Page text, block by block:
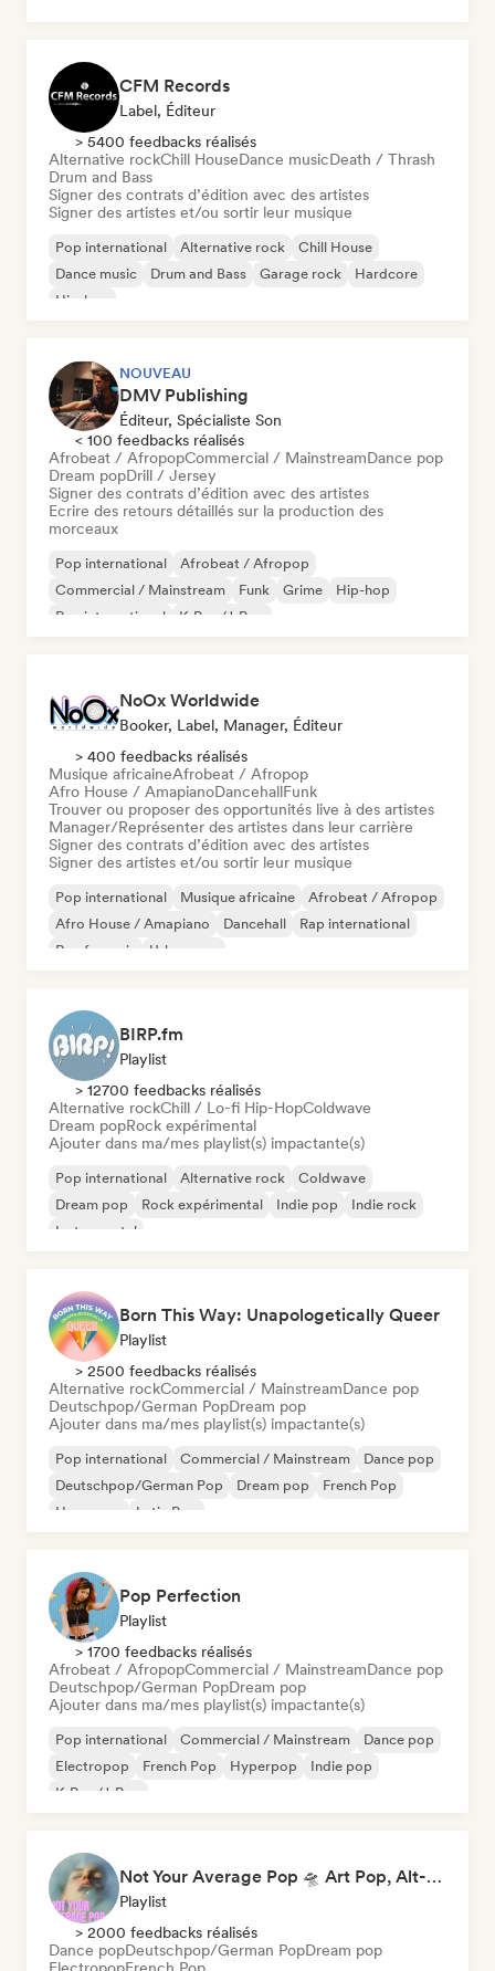
CFM Records
Label, Éditeur
> 5400 feedbacks réalisés
Alternative rockChill HouseDance musicDeath / Thrash
Drum and Bass
Signer des contrats d’édition avec des artistes
Signer des artistes et/ou sortir leur musique
Pop international Alternative rock
Chill House
Dance music
Drum and Bass Garage rock
Hardcore
Hip-hop
NOUVEAU
DMV Publishing
Éditeur, Spécialiste Son
< 100 feedbacks réalisés
Afrobeat / AfropopCommercial / MainstreamDance pop
Dream popDrill / Jersey
Signer des contrats d’édition avec des artistes
Ecrire des retours détaillés sur la production des
morceaux
Pop international
Afrobeat / Afropop
Commercial / Mainstream
Funk Grime
Hip-hop
Rap international
K-Pop/J-Pop
NoOx Worldwide
Booker, Label, Manager, Éditeur
> 400 feedbacks réalisés
Musique africaineAfrobeat / Afropop
Afro House / AmapianoDancehallFunk
Trouver ou proposer des opportunités live à des artistes
Manager/Représenter des artistes dans leur carrière
Signer des contrats d’édition avec des artistes
Signer des artistes et/ou sortir leur musique
Pop international Musique africaine
Afrobeat / Afropop
Afro House / Amapiano
Dancehall
Rap international
Rap francais
Urban pop
BIRP.fm
Playlist
> 12700 feedbacks réalisés
Alternative rockChill / Lo-fi Hip-HopColdwave
Dream popRock expérimental
Ajouter dans ma/mes playlist(s) impactante(s)
Pop international Alternative rock
Coldwave
Dream pop
Rock expérimental Indie pop
Indie rock
Instrumental
Born This Way: Unapologetically Queer
Playlist
> 2500 feedbacks réalisés
Alternative rockCommercial / MainstreamDance pop
Deutschpop/German PopDream pop
Ajouter dans ma/mes playlist(s) impactante(s)
Pop international Commercial / Mainstream
Dance pop
Deutschpop/German Pop
Dream pop
French Pop
Hyperpop
Latin Pop
Pop Perfection
Playlist
> 1700 feedbacks réalisés
Afrobeat / AfropopCommercial / MainstreamDance pop
Deutschpop/German PopDream pop
Ajouter dans ma/mes playlist(s) impactante(s)
Pop international Commercial / Mainstream
Dance pop
Electropop
French Pop Hyperpop
Indie pop
K-Pop/J-Pop
Not Your Average Pop 🛸 Art Pop, Alt-Pop & Indie Pop
Playlist
> 2000 feedbacks réalisés
Dance popDeutschpop/German PopDream pop